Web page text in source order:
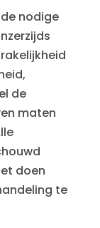
nodige
de
maten
doen
te